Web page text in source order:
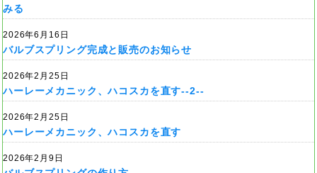
みる
2026年6月16日
バルブスプリング完成と販売のお知らせ
2026年2月25日
ハーレーメカニック、ハコスカを直す--2--
2026年2月25日
ハーレーメカニック、ハコスカを直す
2026年2月9日